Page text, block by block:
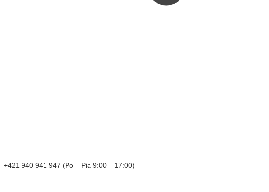
+421 940 941 947 (Po – Pia 9:00 – 17:00)